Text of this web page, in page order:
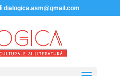
dialogica.asm@gmail.com